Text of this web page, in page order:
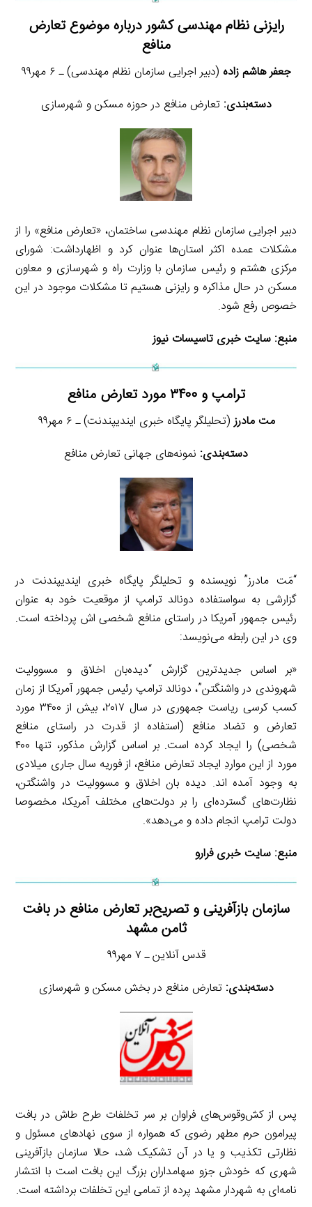
رایزنی نظام مهندسی کشور درباره موضوع تعارض
منافع
جعفر هاشم زاده (دبیر اجرایی سازمان نظام مهندسی) ـ ۶ مهر۹۹
دسته‌بندی: تعارض منافع در حوزه مسکن و شهرسازی
دبیر اجرایی سازمان نظام مهندسی ساختمان، «تعارض منافع» را از
مشکلات عمده اکثر استان‌ها عنوان کرد و اظهارداشت: شورای
مرکزی هشتم و رئیس سازمان با وزارت راه و شهرسازی و معاون
مسکن در حال مذاکره و رایزنی هستیم تا مشکلات موجود در این
خصوص رفع شود.
منبع: سایت خبری تاسیسات نیوز
ترامپ و ۳۴۰۰ مورد تعارض منافع
مت مادرز(تحلیلگر پایگاه خبری ایندیپندنت) ـ ۶ مهر۹۹
دسته‌بندی: نمونه‌های جهانی تعارض منافع
“مَت مادرز” نویسنده و تحلیلگر پایگاه خبری ایندیپندنت در
گزارشی به سواستفاده دونالد ترامپ از موقعیت خود به عنوان
رئیس جمهور آمریکا در راستای منافع شخصی اش پرداخته است.
وی در این رابطه می‌نویسد:
«بر اساس جدیدترین گزارش “دیده‌بان اخلاق و مسوولیت
شهروندی در واشنگتن”، دونالد ترامپ رئیس جمهور آمریکا از زمان
کسب کرسی ریاست جمهوری در سال ۲۰۱۷، بیش از ۳۴۰۰ مورد
تعارض و تضاد منافع (استفاده از قدرت در راستای منافع
شخصی) را ایجاد کرده است. بر اساس گزارش مذکور، تنها ۴۰۰
مورد از این مواردِ ایجاد تعارض منافع، از فوریه سال جاری میلادی
به وجود آمده اند. دیده بان اخلاق و مسوولیت در واشنگتن،
نظارت‌های گسترده‌ای را بر دولت‌های مختلف آمریکا، مخصوصا
دولت ترامپ انجام داده و می‌دهد».
منبع: سایت خبری فرارو
سازمان بازآفرینی و تصریح‌بر تعارض منافع در بافت
ثامن مشهد
قدس آنلاین ـ ۷ مهر۹۹
دسته‌بندی: تعارض منافع در بخش مسکن و شهرسازی
پس از کش‌وقوس‌های فراوان بر سر تخلفات طرح طاش در بافت
پیرامون حرم مطهر رضوی که همواره از سوی نهادهای مسئول و
نظارتی تکذیب و یا در آن تشکیک شد، حالا سازمان بازآفرینی
شهری که خودش جزو سهامداران بزرگ این بافت است با انتشار
نامه‌ای به شهردار مشهد پرده از تمامی این تخلفات برداشته است.